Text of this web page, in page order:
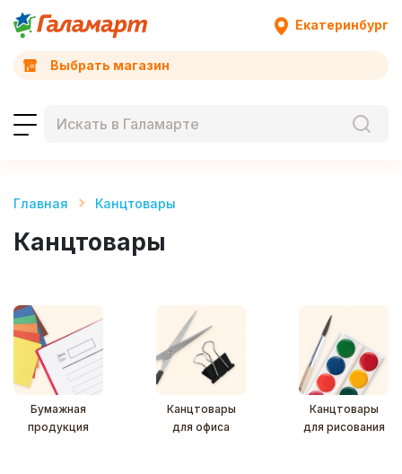
Екатеринбург
Выбрать магазин
Главная Канцтовары
Канцтовары
Бумажная
продукция
Канцтовары
для офиса
Канцтовары
для рисования